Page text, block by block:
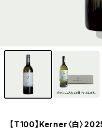
【T100】Kerner〈白〉